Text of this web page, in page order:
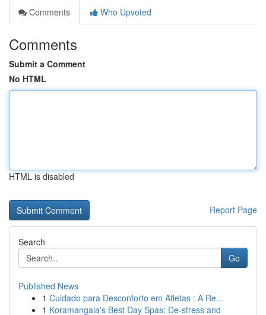
Comments
Who Upvoted
Comments
Submit a Comment
No HTML
HTML is disabled
Report Page
Search
Go
Published News
1 Cuidado para Desconforto em Atletas : A Re...
1 Koramangala's Best Day Spas: De-stress and